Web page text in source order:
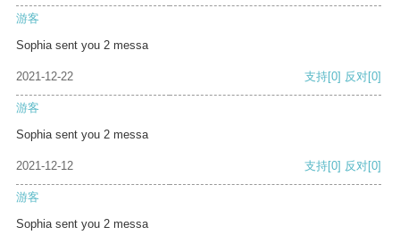
游客
Sophia sent you 2 messa
2021-12-22 支持[0] 反对[0]
游客
Sophia sent you 2 messa
2021-12-12 支持[0] 反对[0]
游客
Sophia sent you 2 messa